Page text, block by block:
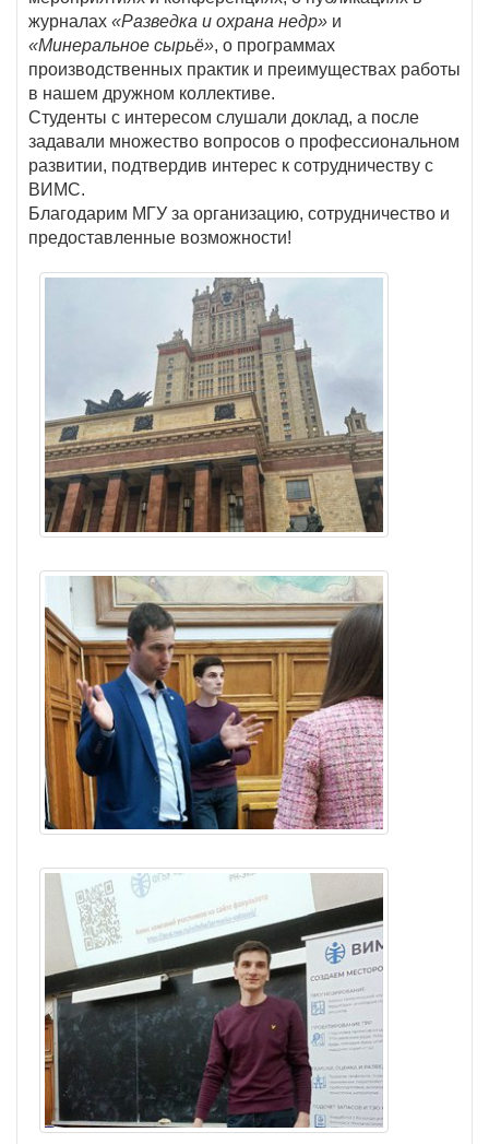
журналах «Разведка и охрана недр» и
«Минеральное сырьё», о программах
производственных практик и преимуществах работы
в нашем дружном коллективе.
Студенты с интересом слушали доклад, а после
задавали множество вопросов о профессиональном
развитии, подтвердив интерес к сотрудничеству с
ВИМС.
Благодарим МГУ за организацию, сотрудничество и
предоставленные возможности!